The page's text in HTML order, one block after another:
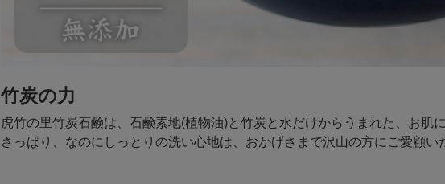
竹炭の力
虎竹の里竹炭石鹸は、石鹸素地(植物油)と竹炭と水だけからうまれた、お肌
さっぱり、なのにしっとりの洗い心地は、おかげさまで沢山の方にご愛顧い